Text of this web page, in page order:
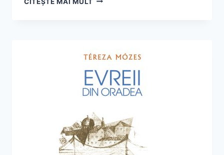
SUTĂ
DE
ISTORII
PERSONALE”